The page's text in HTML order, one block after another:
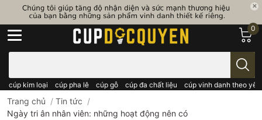
cúp kim loại cúp pha lê cúp gỗ cúp đa chất liệu cúp vinh danh theo
0
Trang chủ / Tin tức /
Ngày tri ân nhân viên: những hoạt động nên có